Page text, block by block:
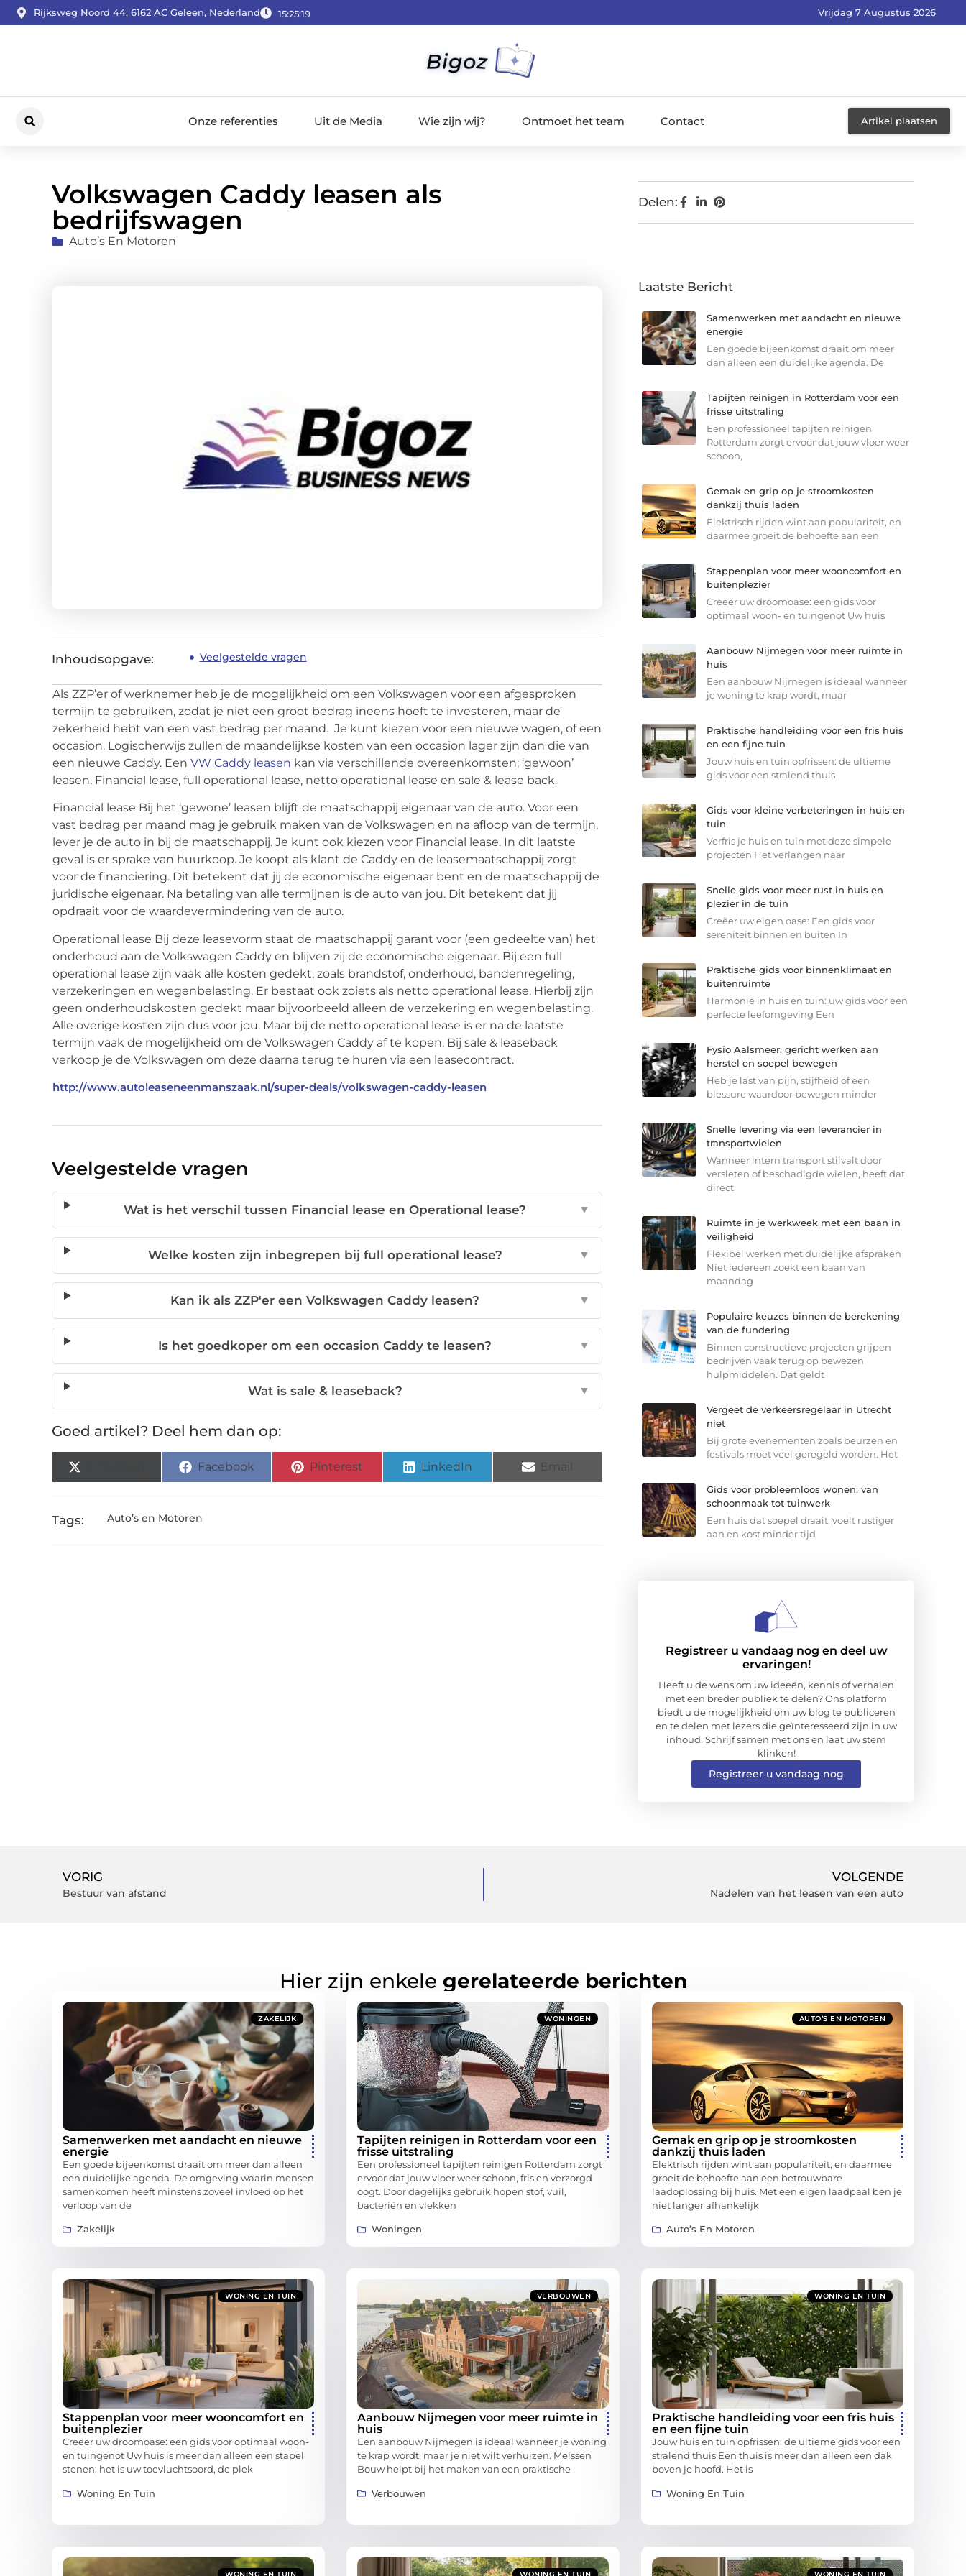
Rijksweg Noord 44, 6162 AC Geleen, Nederland 15:25:20 Vrijdag 7 Augustus 2026
Onze referenties Uit de Media Wie zijn wij? Ontmoet het team Contact Artikel plaatsen
Volkswagen Caddy leasen als
bedrijfswagen
Auto’s En Motoren
Inhoudsopgave: Veelgestelde vragen
Als ZZP’er of werknemer heb je de mogelijkheid om een Volkswagen voor een afgesproken
termijn te gebruiken, zodat je niet een groot bedrag ineens hoeft te investeren, maar de
zekerheid hebt van een vast bedrag per maand. Je kunt kiezen voor een nieuwe wagen, of een
occasion. Logischerwijs zullen de maandelijkse kosten van een occasion lager zijn dan die van
een nieuwe Caddy. Een VW Caddy leasen kan via verschillende overeenkomsten; ‘gewoon’
leasen, Financial lease, full operational lease, netto operational lease en sale & lease back.
Financial lease Bij het ‘gewone’ leasen blijft de maatschappij eigenaar van de auto. Voor een
vast bedrag per maand mag je gebruik maken van de Volkswagen en na afloop van de termijn,
lever je de auto in bij de maatschappij. Je kunt ook kiezen voor Financial lease. In dit laatste
geval is er sprake van huurkoop. Je koopt als klant de Caddy en de leasemaatschappij zorgt
voor de financiering. Dit betekent dat jij de economische eigenaar bent en de maatschappij de
juridische eigenaar. Na betaling van alle termijnen is de auto van jou. Dit betekent dat jij
opdraait voor de waardevermindering van de auto.
Operational lease Bij deze leasevorm staat de maatschappij garant voor (een gedeelte van) het
onderhoud aan de Volkswagen Caddy en blijven zij de economische eigenaar. Bij een full
operational lease zijn vaak alle kosten gedekt, zoals brandstof, onderhoud, bandenregeling,
verzekeringen en wegenbelasting. Er bestaat ook zoiets als netto operational lease. Hierbij zijn
geen onderhoudskosten gedekt maar bijvoorbeeld alleen de verzekering en wegenbelasting.
Alle overige kosten zijn dus voor jou. Maar bij de netto operational lease is er na de laatste
termijn vaak de mogelijkheid om de Volkswagen Caddy af te kopen. Bij sale & leaseback
verkoop je de Volkswagen om deze daarna terug te huren via een leasecontract.
http://www.autoleaseneenmanszaak.nl/super-deals/volkswagen-caddy-leasen
Veelgestelde vragen
Wat is het verschil tussen Financial lease en Operational lease? ▼
Welke kosten zijn inbegrepen bij full operational lease? ▼
Kan ik als ZZP'er een Volkswagen Caddy leasen? ▼
Is het goedkoper om een occasion Caddy te leasen? ▼
Wat is sale & leaseback? ▼
Goed artikel? Deel hem dan op:
Facebook Pinterest LinkedIn
Tags: Auto’s en Motoren
Delen:
Laatste Bericht
Samenwerken met aandacht en nieuwe
energie
Een goede bijeenkomst draait om meer
dan alleen een duidelijke agenda. De
Tapijten reinigen in Rotterdam voor een
frisse uitstraling
Een professioneel tapijten reinigen
Rotterdam zorgt ervoor dat jouw vloer weer
schoon,
Gemak en grip op je stroomkosten
dankzij thuis laden
Elektrisch rijden wint aan populariteit, en
daarmee groeit de behoefte aan een
Stappenplan voor meer wooncomfort en
buitenplezier
Creëer uw droomoase: een gids voor
optimaal woon- en tuingenot Uw huis
Aanbouw Nijmegen voor meer ruimte in
huis
Een aanbouw Nijmegen is ideaal wanneer
je woning te krap wordt, maar
Praktische handleiding voor een fris huis
en een fijne tuin
Jouw huis en tuin opfrissen: de ultieme
gids voor een stralend thuis
Gids voor kleine verbeteringen in huis en
tuin
Verfris je huis en tuin met deze simpele
projecten Het verlangen naar
Snelle gids voor meer rust in huis en
plezier in de tuin
Creëer uw eigen oase: Een gids voor
sereniteit binnen en buiten In
Praktische gids voor binnenklimaat en
buitenruimte
Harmonie in huis en tuin: uw gids voor een
perfecte leefomgeving Een
Fysio Aalsmeer: gericht werken aan
herstel en soepel bewegen
Heb je last van pijn, stijfheid of een
blessure waardoor bewegen minder
Snelle levering via een leverancier in
transportwielen
Wanneer intern transport stilvalt door
versleten of beschadigde wielen, heeft dat
direct
Ruimte in je werkweek met een baan in
veiligheid
Flexibel werken met duidelijke afspraken
Niet iedereen zoekt een baan van
maandag
Populaire keuzes binnen de berekening
van de fundering
Binnen constructieve projecten grijpen
bedrijven vaak terug op bewezen
hulpmiddelen. Dat geldt
Vergeet de verkeersregelaar in Utrecht
niet
Bij grote evenementen zoals beurzen en
festivals moet veel geregeld worden. Het
Gids voor probleemloos wonen: van
schoonmaak tot tuinwerk
Een huis dat soepel draait, voelt rustiger
aan en kost minder tijd
Registreer u vandaag nog en deel uw
ervaringen!
Heeft u de wens om uw ideeën, kennis of verhalen
met een breder publiek te delen? Ons platform
biedt u de mogelijkheid om uw blog te publiceren
en te delen met lezers die geïnteresseerd zijn in uw
inhoud. Schrijf samen met ons en laat uw stem
klinken!
Registreer u vandaag nog
VORIG
Bestuur van afstand
VOLGENDE
Nadelen van het leasen van een auto
Hier zijn enkele gerelateerde berichten
ZAKELIJK
Samenwerken met aandacht en nieuwe
energie
Een goede bijeenkomst draait om meer dan alleen
een duidelijke agenda. De omgeving waarin mensen
samenkomen heeft minstens zoveel invloed op het
verloop van de
Zakelijk
WONINGEN
Tapijten reinigen in Rotterdam voor een
frisse uitstraling
Een professioneel tapijten reinigen Rotterdam zorgt
ervoor dat jouw vloer weer schoon, fris en verzorgd
oogt. Door dagelijks gebruik hopen stof, vuil,
bacteriën en vlekken
Woningen
AUTO’S EN MOTOREN
Gemak en grip op je stroomkosten
dankzij thuis laden
Elektrisch rijden wint aan populariteit, en daarmee
groeit de behoefte aan een betrouwbare
laadoplossing bij huis. Met een eigen laadpaal ben je
niet langer afhankelijk
Auto’s En Motoren
WONING EN TUIN
Stappenplan voor meer wooncomfort en
buitenplezier
Creëer uw droomoase: een gids voor optimaal woon-
en tuingenot Uw huis is meer dan alleen een stapel
stenen; het is uw toevluchtsoord, de plek
Woning En Tuin
VERBOUWEN
Aanbouw Nijmegen voor meer ruimte in
huis
Een aanbouw Nijmegen is ideaal wanneer je woning
te krap wordt, maar je niet wilt verhuizen. Melssen
Bouw helpt bij het maken van een praktische
Verbouwen
WONING EN TUIN
Praktische handleiding voor een fris huis
en een fijne tuin
Jouw huis en tuin opfrissen: de ultieme gids voor een
stralend thuis Een thuis is meer dan alleen een dak
boven je hoofd. Het is
Woning En Tuin
WONING EN TUIN WONING EN TUIN WONING EN TUIN